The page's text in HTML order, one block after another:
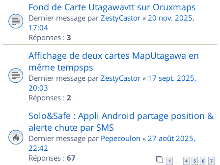
Fond de Carte Utagawavtt sur Oruxmaps
Dernier message par ZestyCastor « 20 nov. 2025,
17:04
Réponses : 3
Affichage de deux cartes MapUtagawa en
même tempsps
Dernier message par ZestyCastor « 17 sept. 2025,
20:03
Réponses : 2
Solo&Safe : Appli Android partage position &
alerte chute par SMS
Dernier message par Pepecoulon « 27 août 2025,
22:42
Réponses : 67 1 … 4 5 6 7